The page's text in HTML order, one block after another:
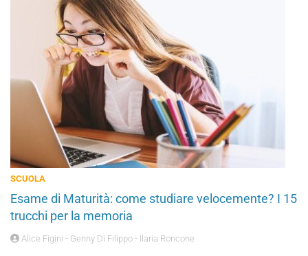
SCUOLA
Esame di Maturità: come studiare velocemente? I 15
trucchi per la memoria
Alice Figini - Genny Di Filippo - Ilaria Roncone